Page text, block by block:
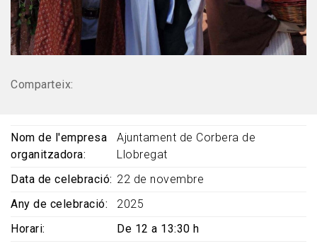
Comparteix:
Nom de l'empresa
organitzadora
Ajuntament de Corbera de
Llobregat
Data de celebració 22 de novembre
Any de celebració
2025
Horari
De 12 a 13:30 h